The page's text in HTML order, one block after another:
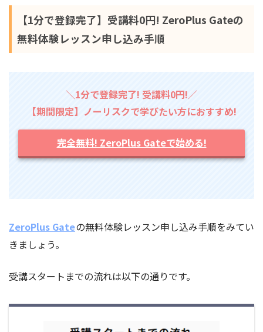
【1分で登録完了】受講料0円! ZeroPlus Gateの
無料体験レッスン申し込み手順
＼1分で登録完了! 受講料0円!／
【期間限定】ノーリスクで学びたい方におすすめ!
完全無料! ZeroPlus Gateで始める!
ZeroPlus Gateの無料体験レッスン申し込み手順をみてい
きましょう。
受講スタートまでの流れは以下の通りです。